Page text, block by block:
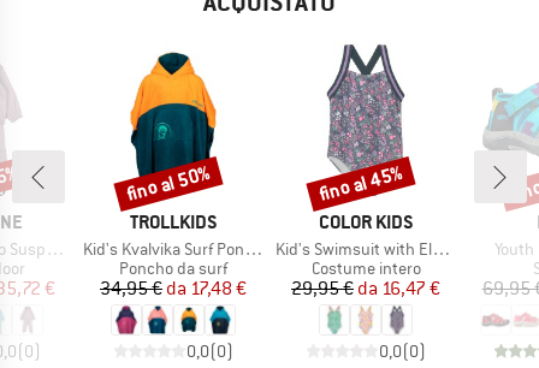
prodotti
ridotto
€
(0)
MARCHIO
TROLLKIDS
Articolo
Kid's Kvalvika Surf Poncho
Gruppo di prodotti
Poncho da surf
Prezzo
34,95 € Prezzo ridotto
da 17,48 €
0,0(0)
Sconto
fino al 50%
MARCHIO
COLOR KIDS
Articolo
Kid's Swimsuit with Elastic Straps AOP
Gruppo di prodotti
Costume intero
Prezzo
29,95 € Prezzo ridotto
da 16,47 €
0,0(0)
Sconto
fino al 45%
69,95